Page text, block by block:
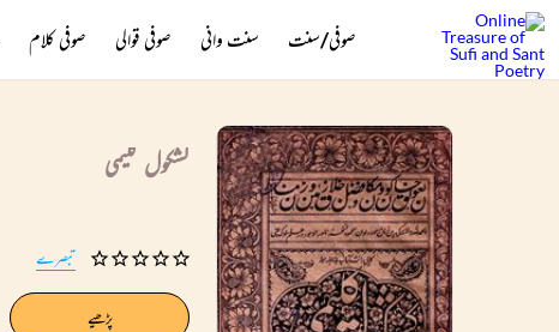
کشکول کلیمی
تبصرے
پڑھیے
صوفی/سنت سنت وانی صوفی قوالی صوفی کلام